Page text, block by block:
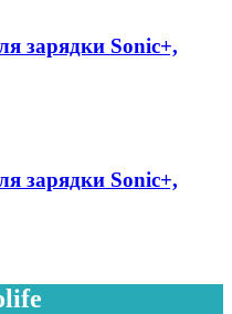
зарядки Sonic+,
зарядки Sonic+,